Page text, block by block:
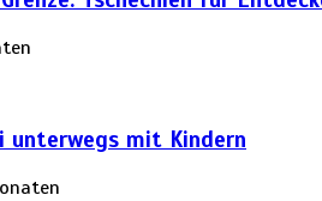
unterwegs mit Kindern